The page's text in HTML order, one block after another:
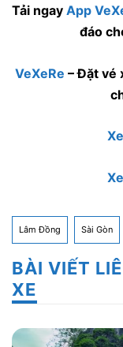
Tải ngay App
đáo
VeXeRe – Đặt vé
Lâm Đồng Sài Gòn
BÀI VIẾT
XE